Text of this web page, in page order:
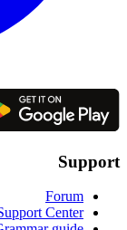
Support
Forum
Center